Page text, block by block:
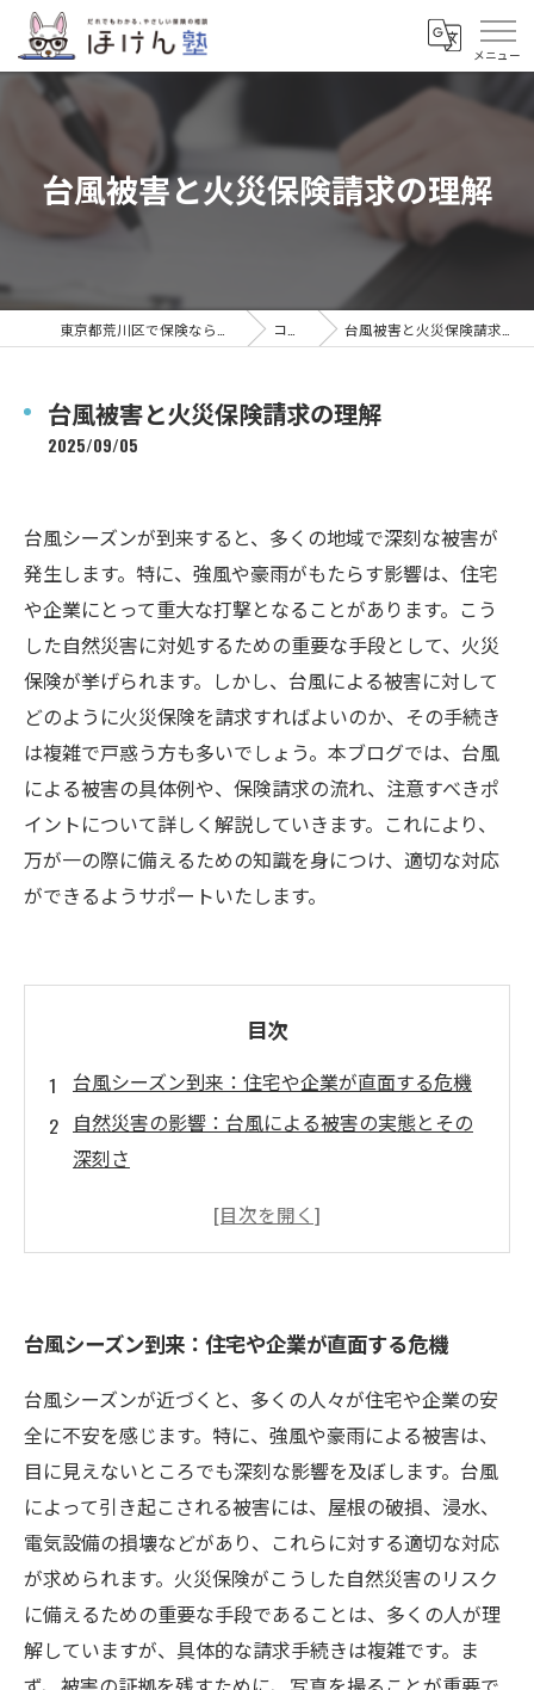
台風被害と火災保険請求の理解
コラム 台風被害と火災保険請求の理解
台風被害と火災保険請求の理解
2025/09/05
台風シーズンが到来すると、多くの地域で深刻な被害が
発生します。特に、強風や豪雨がもたらす影響は、住宅
や企業にとって重大な打撃となることがあります。こう
した自然災害に対処するための重要な手段として、火災
保険が挙げられます。しかし、台風による被害に対して
どのように火災保険を請求すればよいのか、その手続き
は複雑で戸惑う方も多いでしょう。本ブログでは、台風
による被害の具体例や、保険請求の流れ、注意すべきポ
イントについて詳しく解説していきます。これにより、
万が一の際に備えるための知識を身につけ、適切な対応
ができるようサポートいたします。
目次
台風シーズン到来：住宅や企業が直面する危機
自然災害の影響：台風による被害の実態とその
深刻さ
火災保険の重要性：台風に備えるための基本知
注意すべきポイント：スムーズな保険請求のた
めに
実際のケーススタディ：台風被害と保険請求の
成功例
台風による災害に対して備える：未来への安心
を手に入れよう
台風シーズン到来：住宅や企業が直面する危機
台風シーズンが近づくと、多くの人々が住宅や企業の安
全に不安を感じます。特に、強風や豪雨による被害は、
目に見えないところでも深刻な影響を及ぼします。台風
によって引き起こされる被害には、屋根の破損、浸水、
電気設備の損壊などがあり、これらに対する適切な対応
が求められます。火災保険がこうした自然災害のリスク
に備えるための重要な手段であることは、多くの人が理
解していますが、具体的な請求手続きは複雑です。ま